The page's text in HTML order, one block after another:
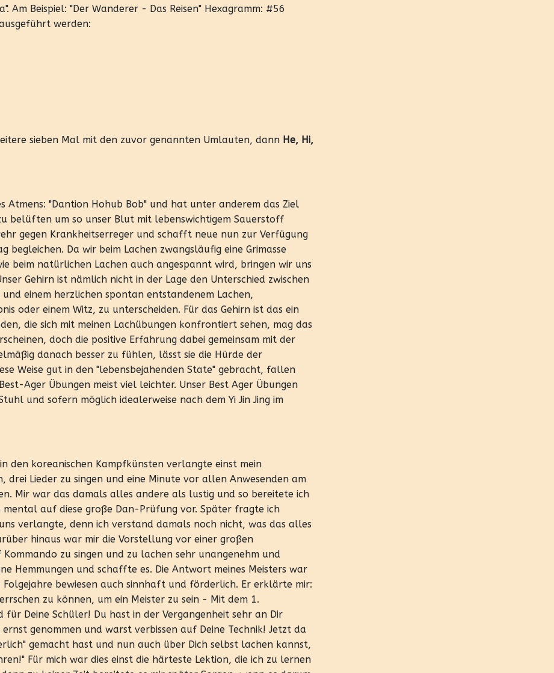
Am Beispiel: "Der Wanderer - Das Reisen" Hexagramm: #56
werden:
sieben Mal mit den zuvor genannten Umlauten, dann He, Hi,
Atmens: "Dantion Hohub Bob" und hat unter anderem das Ziel
belüften um so unser Blut mit lebenswichtigem Sauerstoff
gegen Krankheitserreger und schafft neue nun zur Verfügung
begleichen. Da wir beim Lachen zwangsläufig eine Grimasse
beim natürlichen Lachen auch angespannt wird, bringen wir uns
Gehirn ist nämlich nicht in der Lage den Unterschied zwischen
einem herzlichen spontan entstandenem Lachen,
oder einem Witz, zu unterscheiden. Für das Gehirn ist das ein
die sich mit meinen Lachübungen konfrontiert sehen, mag das
doch die positive Erfahrung dabei gemeinsam mit der
danach besser zu fühlen, lässt sie die Hürde der
Weise gut in den "lebensbejahenden State" gebracht, fallen
Ager Übungen meist viel leichter. Unser Best Ager Übungen
und sofern möglich idealerweise nach dem Yi Jin Jing im
den koreanischen Kampfkünsten verlangte einst mein
drei Lieder zu singen und eine Minute vor allen Anwesenden am
Mir war das damals alles andere als lustig und so bereitete ich
auf diese große Dan-Prüfung vor. Später fragte ich
verlangte, denn ich verstand damals noch nicht, was das alles
hinaus war mir die Vorstellung vor einer großen
zu singen und zu lachen sehr unangenehm und
Hemmungen und schaffte es. Die Antwort meines Meisters war
bewiesen auch sinnhaft und förderlich. Er erklärte mir:
zu können, um ein Meister zu sein - Mit dem 1.
für Deine Schüler! Du hast in der Vergangenheit sehr an Dir
genommen und warst verbissen auf Deine Technik! Jetzt da
gemacht hast und nun auch über Dich selbst lachen kannst,
Für mich war dies einst die härteste Lektion, die ich zu lernen